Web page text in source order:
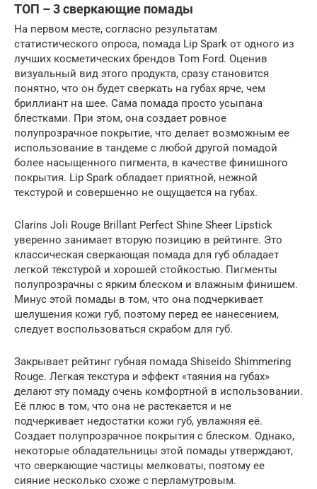
ТОП – 3 сверкающие помады
На первом месте, согласно результатам
статистического опроса, помада Lip Spark от одного из
лучших косметических брендов Tom Ford. Оценив
визуальный вид этого продукта, сразу становится
понятно, что он будет сверкать на губах ярче, чем
бриллиант на шее. Сама помада просто усыпана
блестками. При этом, она создает ровное
полупрозрачное покрытие, что делает возможным ее
использование в тандеме с любой другой помадой
более насыщенного пигмента, в качестве финишного
покрытия. Lip Spark обладает приятной, нежной
текстурой и совершенно не ощущается на губах.
Clarins Joli Rouge Brillant Perfect Shine Sheer Lipstick
уверенно занимает вторую позицию в рейтинге. Это
классическая сверкающая помада для губ обладает
легкой текстурой и хорошей стойкостью. Пигменты
полупрозрачны с ярким блеском и влажным финишем.
Минус этой помады в том, что она подчеркивает
шелушения кожи губ, поэтому перед ее нанесением,
следует воспользоваться скрабом для губ.
Закрывает рейтинг губная помада Shiseido Shimmering
Rouge. Легкая текстура и эффект «таяния на губах»
делают эту помаду очень комфортной в использовании.
Её плюс в том, что она не растекается и не
подчеркивает недостатки кожи губ, увлажняя её.
Создает полупрозрачное покрытия с блеском. Однако,
некоторые обладательницы этой помады утверждают,
что сверкающие частицы мелковаты, поэтому ее
сияние несколько схоже с перламутровым.